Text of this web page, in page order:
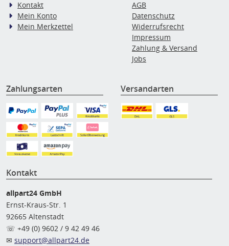
Kontakt
Mein Konto
Mein Merkzettel
AGB
Datenschutz
Widerrufsrecht
Impressum
Zahlung & Versand
Jobs
Zahlungsarten Versandarten
Kontakt
allpart24 GmbH
Ernst-Kraus-Str. 1
92665 Altenstadt
☏ +49 (0) 9602 / 9 42 49 46
✉ support@allpart24.de